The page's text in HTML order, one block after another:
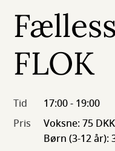
FLOK
Tid
17:00 - 19:00
Pris
Voksne: 75 DKK
Børn (3-12 år):